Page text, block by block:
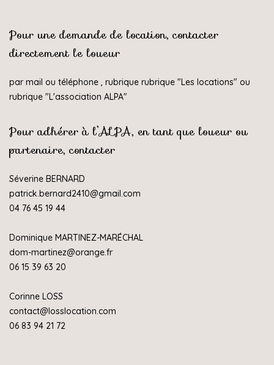
Pour une demande de location, contacter
directement le loueur
par mail ou téléphone , rubrique rubrique "Les locations" ou
rubrique "L'association ALPA"
Pour adhérer à l’ALPA, en tant que loueur ou
partenaire, contacter
Séverine BERNARD
patrick.bernard2410@gmail.com
04 76 45 19 44
Dominique MARTINEZ-MARÉCHAL
dom-martinez@orange.fr
06 15 39 63 20
Corinne LOSS
contact@losslocation.com
06 83 94 21 72